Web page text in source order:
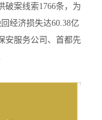
破案线索1766条，为
经济损失达60.38亿
安服务公司、首都先